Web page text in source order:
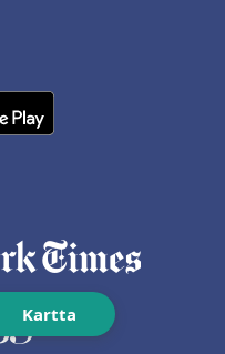
Kartta